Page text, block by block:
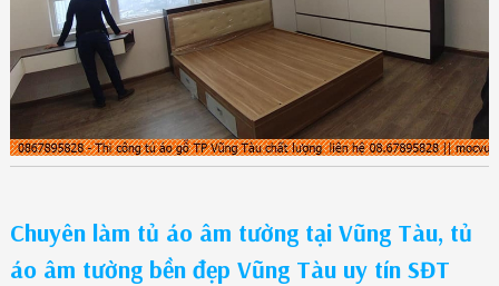
Chuyên làm tủ áo âm tường tại Vũng Tàu, tủ
áo âm tường bền đẹp Vũng Tàu uy tín SĐT